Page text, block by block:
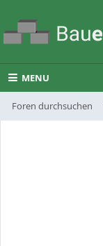
MENU
Foren durchsuchen